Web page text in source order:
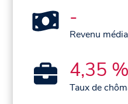
-
Revenu
4,35 %
Taux de